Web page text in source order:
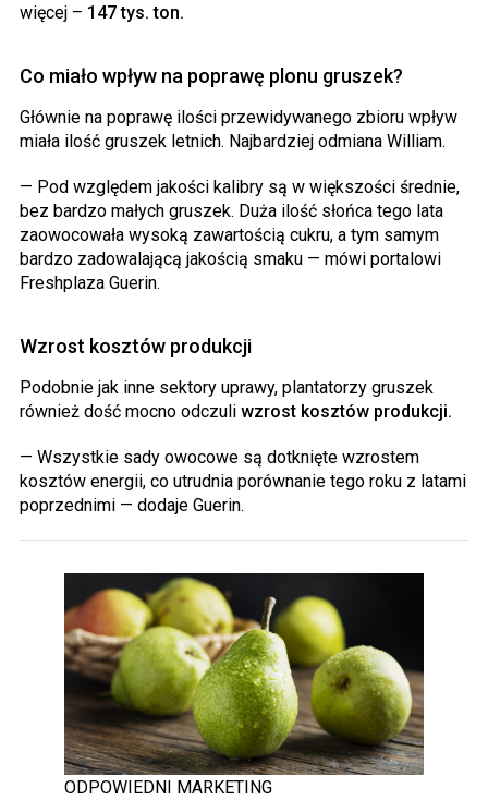
więcej – 147 tys. ton.
Co miało wpływ na poprawę plonu gruszek?
Głównie na poprawę ilości przewidywanego zbioru wpływ
miała ilość gruszek letnich. Najbardziej odmiana William.
— Pod względem jakości kalibry są w większości średnie,
bez bardzo małych gruszek. Duża ilość słońca tego lata
zaowocowała wysoką zawartością cukru, a tym samym
bardzo zadowalającą jakością smaku — mówi portalowi
Freshplaza Guerin.
Wzrost kosztów produkcji
Podobnie jak inne sektory uprawy, plantatorzy gruszek
również dość mocno odczuli wzrost kosztów produkcji.
— Wszystkie sady owocowe są dotknięte wzrostem
kosztów energii, co utrudnia porównanie tego roku z latami
poprzednimi — dodaje Guerin.
ODPOWIEDNI MARKETING